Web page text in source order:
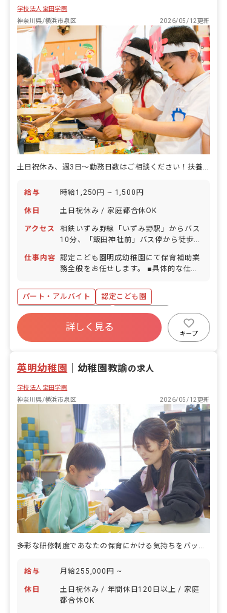
学校法人宝田学園
神奈川県/横浜市泉区
2026/05/12更新
給与 時給1,250円 ~ 1,500円
休日 土日祝休み / 家庭都合休OK
アクセス
相鉄いずみ野線「いずみ野駅」からバス
10分、「飯田神社前」バス停から徒歩1
OK（無料駐車場・無料駐輪場あり）
仕事内容 認定こども園明成幼稚園にて保育補助業
務全般をお任せします。 ■具体的な仕事
泄の補助、給食の配膳 ・預かり保育業務
全般：おやつの配膳、遊びの見守り、排
泄の補助、保護者への園児引き渡し
パート・アルバイト
認定こども園
寮・住宅・家賃補助あり
社会保険完備
有給
福利厚生充実
詳しく見る
キープ
英明幼稚園 幼稚園教諭の求人
学校法人宝田学園
神奈川県/横浜市泉区
2026/05/12更新
給与 月給255,000円 ~
休日
土日祝休み / 年間休日120日以上 / 家庭
都合休OK